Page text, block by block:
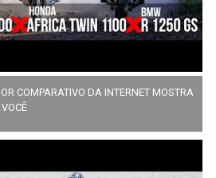
COMPARATIVO DA INTERNET MOSTRA